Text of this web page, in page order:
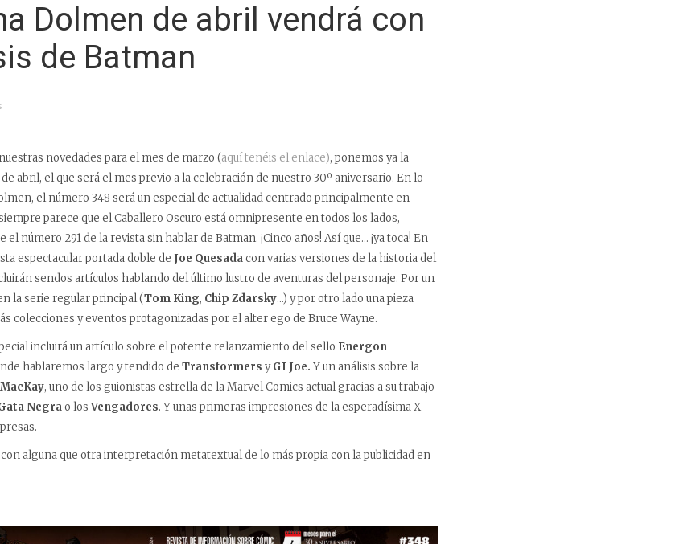
Dolmen de abril vendrá con
de Batman
novedades para el mes de marzo (aquí tenéis el enlace), ponemos ya la
abril, el que será el mes previo a la celebración de nuestro 30º aniversario. En lo
el número 348 será un especial de actualidad centrado principalmente en
siempre parece que el Caballero Oscuro está omnipresente en todos los lados,
número 291 de la revista sin hablar de Batman. ¡Cinco años! Así que… ¡ya toca! En
espectacular portada doble de Joe Quesadacon varias versiones de la historia del
sendos artículos hablando del último lustro de aventuras del personaje. Por un
la serie regular principal (Tom King, Chip Zdarsky…) y por otro lado una pieza
colecciones y eventos protagonizadas por el alter ego de Bruce Wayne.
incluirá un artículo sobre el potente relanzamiento del sello Energon
hablaremos largo y tendido de Transformers yGI Joe. Y un análisis sobre la
, uno de los guionistas estrella de la Marvel Comics actual gracias a su trabajo
Negrao losVengadores. Y unas primeras impresiones de la esperadísima X-
alguna que otra interpretación metatextual de lo más propia con la publicidad en